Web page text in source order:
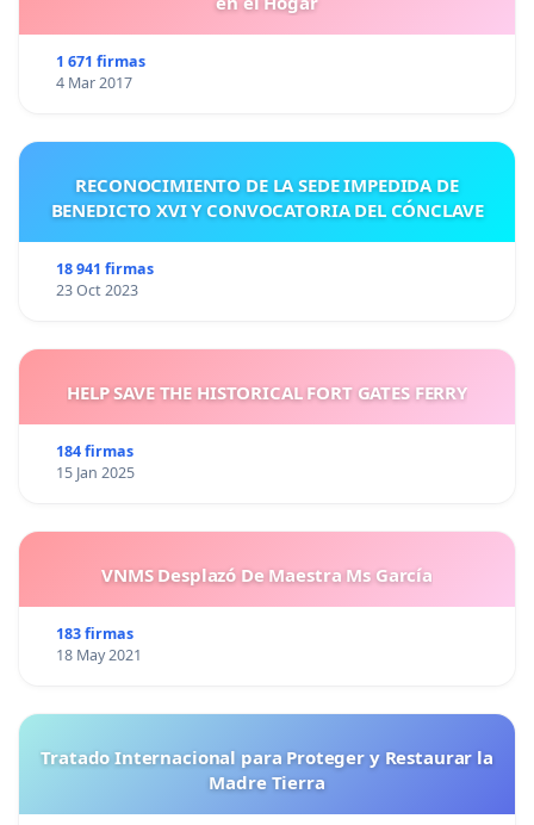
1 671 firmas
4 Mar 2017
RECONOCIMIENTO DE LA SEDE IMPEDIDA DE
BENEDICTO XVI Y CONVOCATORIA DEL CÓNCLAVE
18 941 firmas
23 Oct 2023
HELP SAVE THE HISTORICAL FORT GATES FERRY
184 firmas
15 Jan 2025
VNMS Desplazó De Maestra Ms García
183 firmas
18 May 2021
Tratado Internacional para Proteger y Restaurar la
Madre Tierra